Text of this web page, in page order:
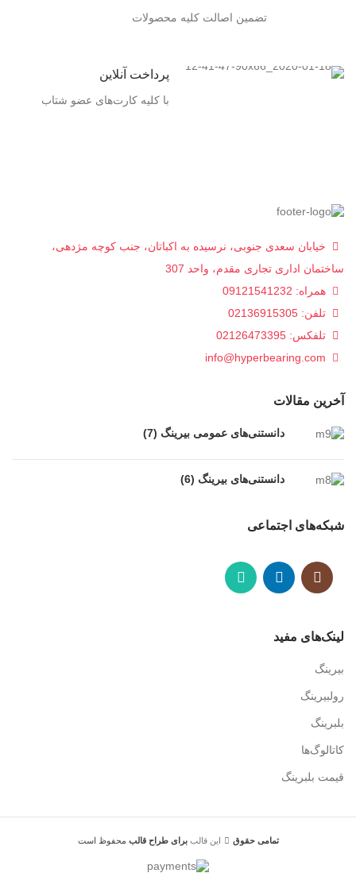
تضمین اصالت کلیه محصولات
پرداخت آنلاین
با کلیه کارت‌های عضو شتاب
خیابان سعدی جنوبی، نرسیده به اکباتان، جنب کوچه مژدهی،
ساختمان اداری تجاری مقدم، واحد 307
همراه: 09121541232
تلفن: 02136915305
تلفکس: 02126473395
آخرین مقالات
دانستنی‌های عمومی بیرینگ (7)
دانستنی‌های بیرینگ (6)
شبکه‌های اجتماعی
لینک‌های مفید
بیرینگ
رولبیرینگ
بلبرینگ
کاتالوگ‌ها
قیمت بلبرینگ
تمامی حقوق این قالببرای طراحقالب محفوظ است